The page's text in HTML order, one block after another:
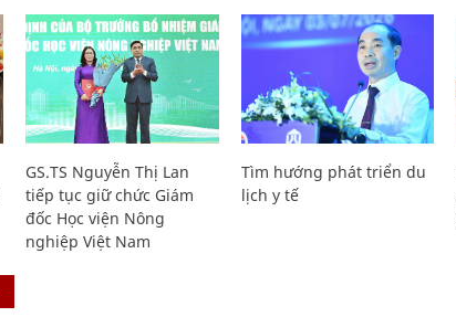
GS.TS Nguyễn Thị Lan
tiếp tục giữ chức Giám
đốc Học viện Nông
nghiệp Việt Nam
Tìm hướng phát triển du
lịch y tế